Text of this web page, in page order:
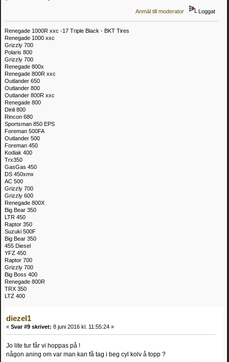
Anmäl till moderator Loggat
Renegade 1000R xxc -17 Triple Black - BKT Tires
Renegade 1000 xxc
Grizzly 700
Polaris 800
Grizzly 700
Renegade 800x
Renegade 800R xxc
Outlander 650
Outlander 800
Outlander 800R xxc
Renegade 800
Dinli 800
Rincon 680
Sportsman 850 EPS
Foreman 500FA
Outlander 500
Foreman 450
Kodiak 400
Trx350
GasGas 450
DS 450xmx
AC 500
Grizzly 700
Grizzly 600
Renegade 800X
Big Bear 350
LTR 450
Raptor 350
Suzuki 500F
Big Bear 350
455 Diesel
YFZ 450
Raptor 700
Grizzly 700
Big Boss 400
Renegade 800R
TRX 350
LTZ 400
diezel1
« Svar #9 skrivet: 8 juni 2016 kl. 11:55:24 »
Jo lite tur får vi hoppas på !
någon aning om var man kan få tag i beg cyl kolv å topp ?